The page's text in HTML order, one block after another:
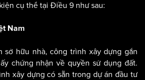
cụ thể tại Điều 9 như sau:
Nam
sở hữu nhà, công trình xây dựng gắn
chứng nhận về quyền sử dụng đất.
xây dựng có sẵn trong dự án đầu tư